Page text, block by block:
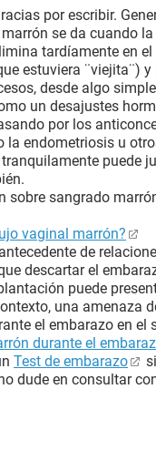
por escribir.
se da cuando la
tardíamente en
estuviera ¨viejita¨)
desde algo
un desajustes
por los
la endometriosis u
puede
sobre sangrado
vaginal marrón?
de
descartar el
puede
una amenaza
el embarazo en el
durante el
Test de embarazo
dude en consultar